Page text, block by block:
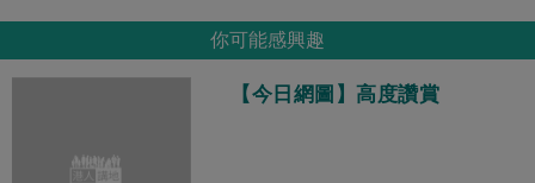
你可能感興趣
【今日網圖】高度讚賞